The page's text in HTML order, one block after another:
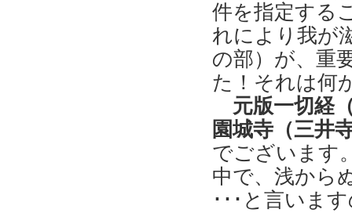
件を指定する
れにより我が
の部）が、重
た！それは何
元版一切経
園城寺（三井
でございます
中で、浅から
･･･と言いま